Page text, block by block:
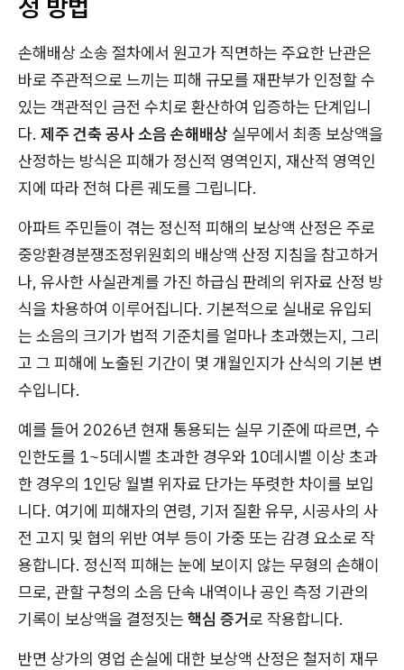
손해배상 소송 절차에서 원고가 직면하는 주요한 난관은
바로 주관적으로 느끼는 피해 규모를 재판부가 인정할 수
있는 객관적인 금전 수치로 환산하여 입증하는 단계입니
다. 제주 건축 공사 소음 손해배상 실무에서 최종 보상액을
산정하는 방식은 피해가 정신적 영역인지, 재산적 영역인
지에 따라 전혀 다른 궤도를 그립니다.
아파트 주민들이 겪는 정신적 피해의 보상액 산정은 주로
중앙환경분쟁조정위원회의 배상액 산정 지침을 참고하거
나, 유사한 사실관계를 가진 하급심 판례의 위자료 산정 방
식을 차용하여 이루어집니다. 기본적으로 실내로 유입되
는 소음의 크기가 법적 기준치를 얼마나 초과했는지, 그리
고 그 피해에 노출된 기간이 몇 개월인지가 산식의 기본 변
수입니다.
예를 들어 2026년 현재 통용되는 실무 기준에 따르면, 수
인한도를 1~5데시벨 초과한 경우와 10데시벨 이상 초과
한 경우의 1인당 월별 위자료 단가는 뚜렷한 차이를 보입
니다. 여기에 피해자의 연령, 기저 질환 유무, 시공사의 사
전 고지 및 협의 위반 여부 등이 가중 또는 감경 요소로 작
용합니다. 정신적 피해는 눈에 보이지 않는 무형의 손해이
므로, 관할 구청의 소음 단속 내역이나 공인 측정 기관의
기록이 보상액을 결정짓는 핵심 증거로 작용합니다.
반면 상가의 영업 손실에 대한 보상액 산정은 철저히 재무